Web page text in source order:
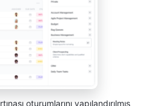
oturumlarını yapılandırılmış